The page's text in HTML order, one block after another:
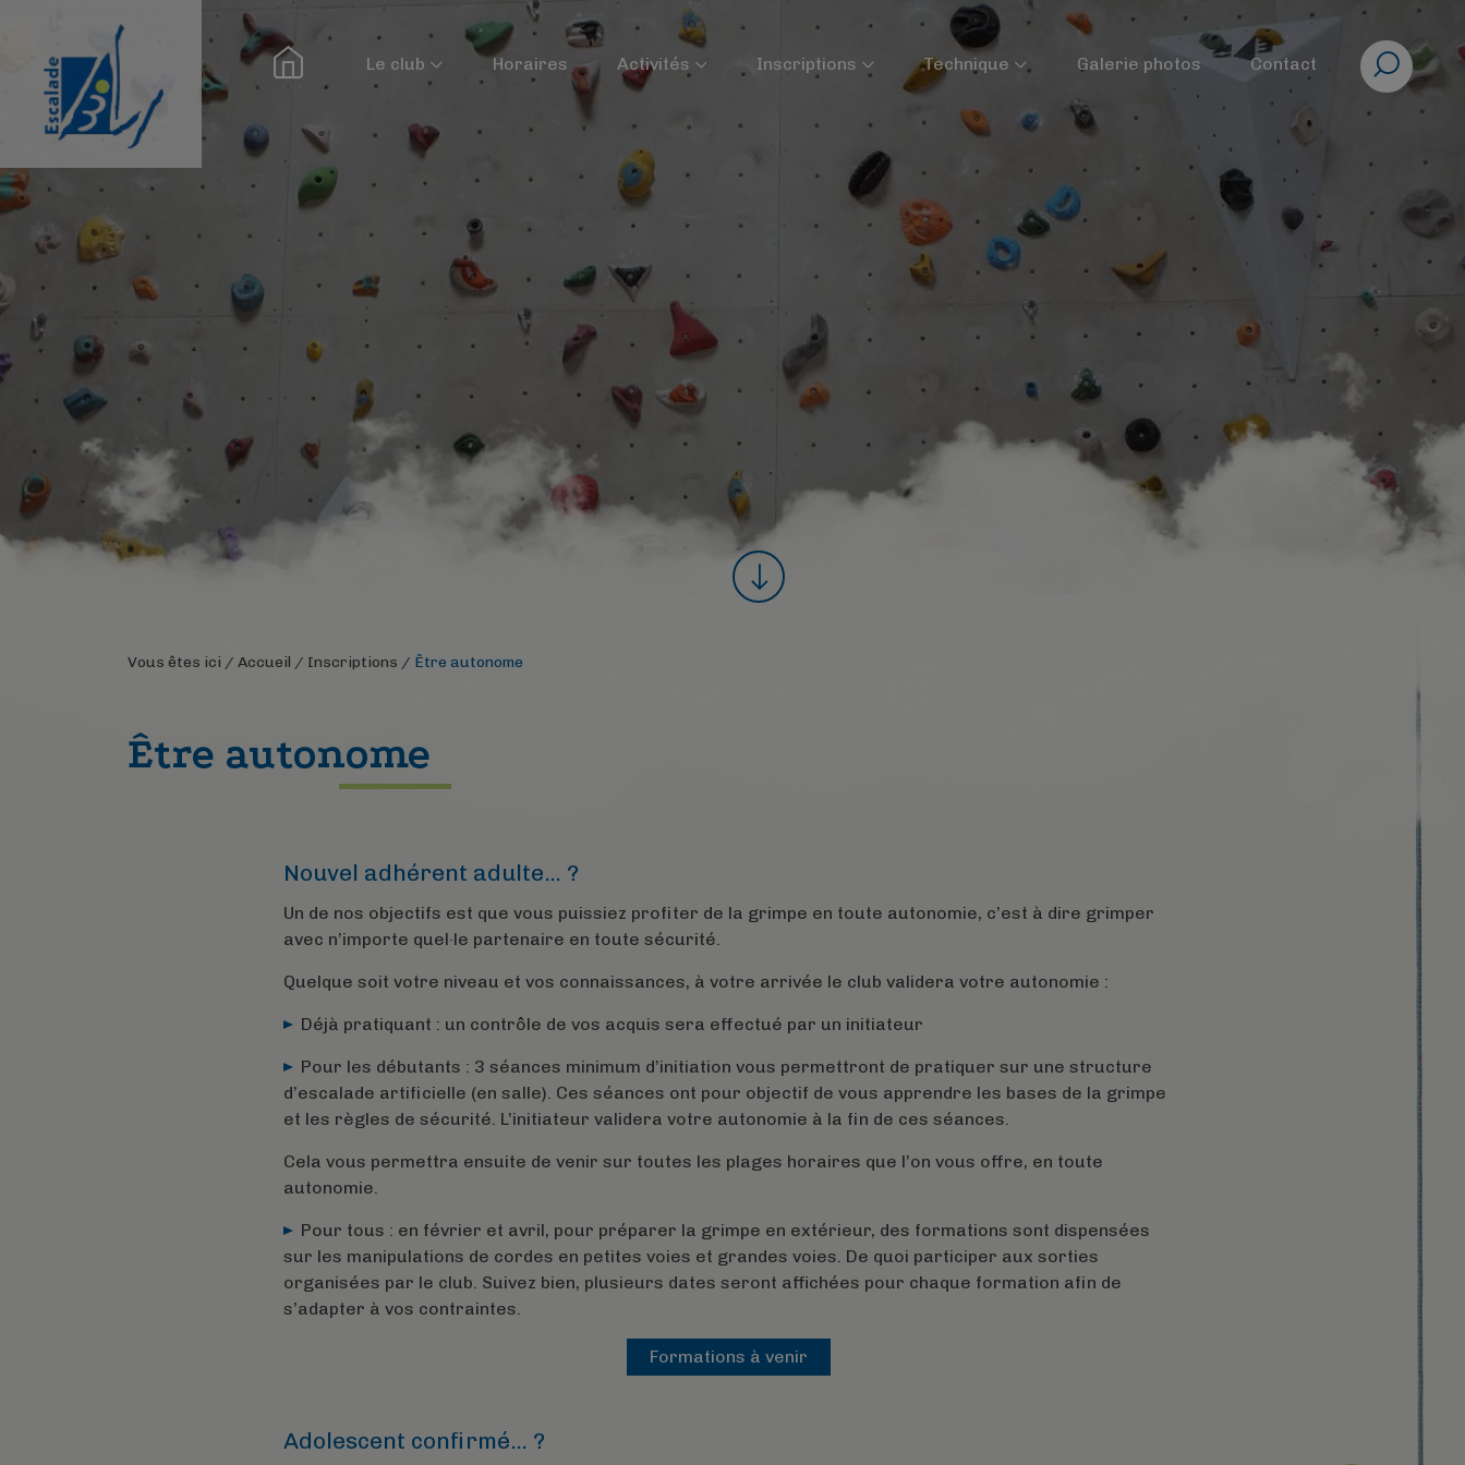
Le club Horaires Activités Inscriptions Technique Galerie photos Contact Rechercher
Vous êtes ici / Accueil / Inscriptions / Être autonome
Être autonome
Nouvel adhérent adulte… ?
Un de nos objectifs est que vous puissiez profiter de la grimpe en toute autonomie, c’est à dire grimper
avec n’importe quel·le partenaire en toute sécurité.
Quelque soit votre niveau et vos connaissances, à votre arrivée le club validera votre autonomie :
Déjà pratiquant : un contrôle de vos acquis sera effectué par un initiateur
Pour les débutants : 3 séances minimum d’initiation vous permettront de pratiquer sur une structure
d’escalade artificielle (en salle). Ces séances ont pour objectif de vous apprendre les bases de la grimpe
et les règles de sécurité. L’initiateur validera votre autonomie à la fin de ces séances.
Cela vous permettra ensuite de venir sur toutes les plages horaires que l’on vous offre, en toute
autonomie.
Pour tous : en février et avril, pour préparer la grimpe en extérieur, des formations sont dispensées
sur les manipulations de cordes en petites voies et grandes voies. De quoi participer aux sorties
organisées par le club. Suivez bien, plusieurs dates seront affichées pour chaque formation afin de
s’adapter à vos contraintes.
Formations à venir
Adolescent confirmé… ?